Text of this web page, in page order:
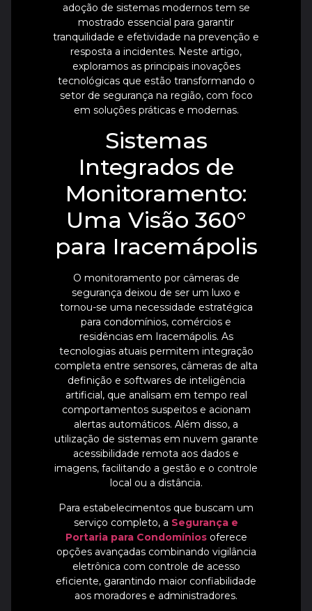
adoção de sistemas modernos tem se
mostrado essencial para garantir
tranquilidade e efetividade na prevenção e
resposta a incidentes. Neste artigo,
exploramos as principais inovações
tecnológicas que estão transformando o
setor de segurança na região, com foco
em soluções práticas e modernas.
Sistemas
Integrados de
Monitoramento:
Uma Visão 360°
para Iracemápolis
O monitoramento por câmeras de
segurança deixou de ser um luxo e
tornou-se uma necessidade estratégica
para condomínios, comércios e
residências em Iracemápolis. As
tecnologias atuais permitem integração
completa entre sensores, câmeras de alta
definição e softwares de inteligência
artificial, que analisam em tempo real
comportamentos suspeitos e acionam
alertas automáticos. Além disso, a
utilização de sistemas em nuvem garante
acessibilidade remota aos dados e
imagens, facilitando a gestão e o controle
local ou a distância.
Para estabelecimentos que buscam um
serviço completo, a Segurança e
Portaria para Condomíniosoferece
opções avançadas combinando vigilância
eletrônica com controle de acesso
eficiente, garantindo maior confiabilidade
aos moradores e administradores.